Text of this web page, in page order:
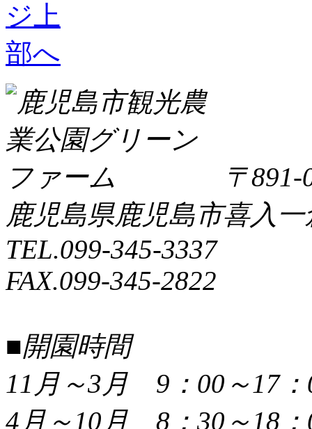
〒891-
鹿児島県鹿児島市喜入一
TEL.099-345-3337
FAX.099-345-2822
■開園時間
11月～3月 9：00～17：
4月～10月 8：30～18：